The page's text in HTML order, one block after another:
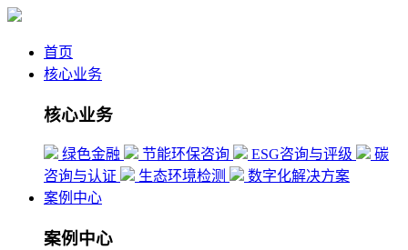
首页
核心业务
核心业务
绿色金融 节能环保咨询 ESG咨询与评级
碳
咨询与认证
生态环境检测
数字化解决方案
案例中心
案例中心